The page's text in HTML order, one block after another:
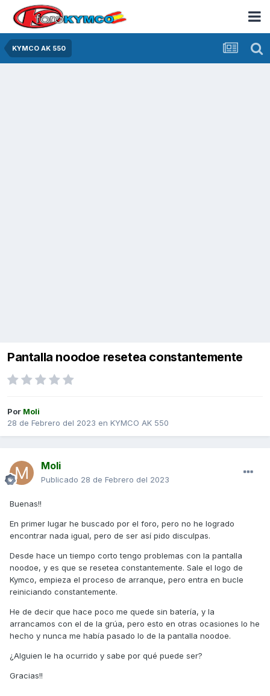
KYMCO AK 550
Pantalla noodoe resetea constantemente
Por Moli
28 de Febrero del 2023 en KYMCO AK 550
Moli
Publicado 28 de Febrero del 2023
Buenas!!
En primer lugar he buscado por el foro, pero no he logrado
encontrar nada igual, pero de ser así pido disculpas.
Desde hace un tiempo corto tengo problemas con la pantalla
noodoe, y es que se resetea constantemente. Sale el logo de
Kymco, empieza el proceso de arranque, pero entra en bucle
reiniciando constantemente.
He de decir que hace poco me quede sin batería, y la
arrancamos con el de la grúa, pero esto en otras ocasiones lo he
hecho y nunca me había pasado lo de la pantalla noodoe.
¿Alguien le ha ocurrido y sabe por qué puede ser?
Gracias!!